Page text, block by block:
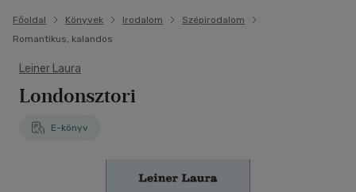
Főoldal Könyvek Irodalom
Szépirodalom
Romantikus, kalandos
Leiner Laura
Londonsztori
E-könyv